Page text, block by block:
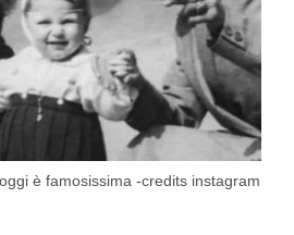
è famosissima -credits instagram